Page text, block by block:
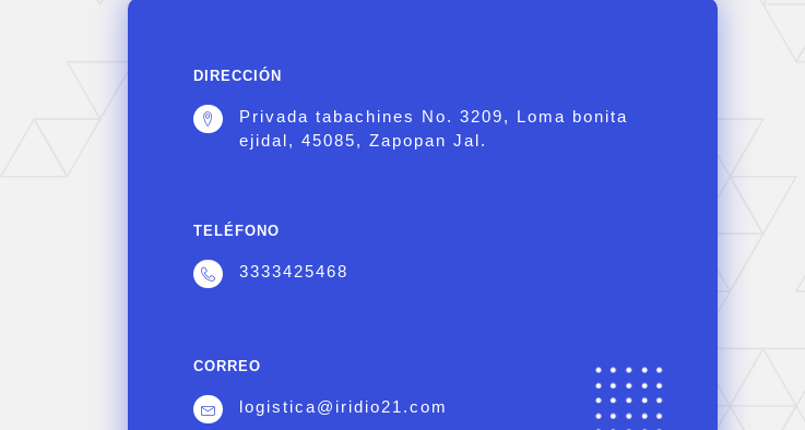
DIRECCIÓN
Privada tabachines No. 3209, Loma bonita
ejidal, 45085, Zapopan Jal.
TELÉFONO
3333425468
CORREO
logistica@iridio21.com